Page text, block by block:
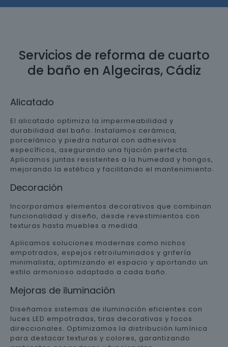
Servicios de reforma de cuarto
de baño en Algeciras, Cádiz
Alicatado
El alicatado optimiza la impermeabilidad y
durabilidad del baño. Instalamos cerámica,
porcelánico y piedra natural con adhesivos
específicos, asegurando una fijación perfecta.
Aplicamos juntas resistentes a la humedad y hongos,
mejorando la estética y facilitando el mantenimiento.
Decoración
Incorporamos elementos decorativos que combinan
funcionalidad y diseño, desde revestimientos con
texturas hasta muebles a medida.
Aplicamos soluciones modernas como nichos
empotrados, espejos retroiluminados y grifería
minimalista, optimizando el espacio y aportando un
estilo armonioso adaptado a cada baño.
Mejoras de iluminación
Diseñamos sistemas de iluminación eficientes con
luces LED empotradas, tiras decorativas y focos
direccionales. Optimizamos la distribución lumínica
para destacar texturas y colores, garantizando